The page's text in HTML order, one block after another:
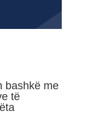
bashkë me
të